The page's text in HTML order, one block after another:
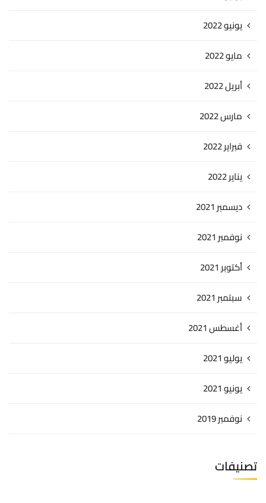
يونيو 2022
مايو 2022
أبريل 2022
مارس 2022
فبراير 2022
يناير 2022
ديسمبر 2021
نوفمبر 2021
أكتوبر 2021
سبتمبر 2021
أغسطس 2021
يوليو 2021
يونيو 2021
نوفمبر 2019
تصنيفات